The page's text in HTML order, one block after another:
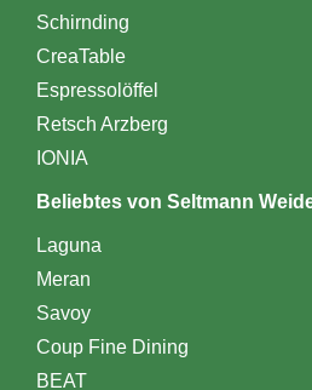
Schirnding
CreaTable
Espressolöffel
Retsch Arzberg
IONIA
Beliebtes von Seltmann
Laguna
Meran
Savoy
Coup Fine Dining
BEAT